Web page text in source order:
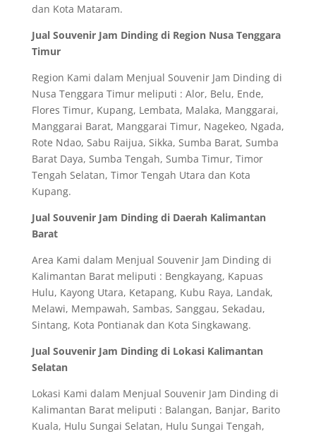
dan Kota Mataram.
Jual Souvenir Jam Dinding di Region Nusa Tenggara
Timur
Region Kami dalam Menjual Souvenir Jam Dinding di
Nusa Tenggara Timur meliputi : Alor, Belu, Ende,
Flores Timur, Kupang, Lembata, Malaka, Manggarai,
Manggarai Barat, Manggarai Timur, Nagekeo, Ngada,
Rote Ndao, Sabu Raijua, Sikka, Sumba Barat, Sumba
Barat Daya, Sumba Tengah, Sumba Timur, Timor
Tengah Selatan, Timor Tengah Utara dan Kota
Kupang.
Jual Souvenir Jam Dinding di Daerah Kalimantan
Barat
Area Kami dalam Menjual Souvenir Jam Dinding di
Kalimantan Barat meliputi : Bengkayang, Kapuas
Hulu, Kayong Utara, Ketapang, Kubu Raya, Landak,
Melawi, Mempawah, Sambas, Sanggau, Sekadau,
Sintang, Kota Pontianak dan Kota Singkawang.
Jual Souvenir Jam Dinding di Lokasi Kalimantan
Selatan
Lokasi Kami dalam Menjual Souvenir Jam Dinding di
Kalimantan Barat meliputi : Balangan, Banjar, Barito
Kuala, Hulu Sungai Selatan, Hulu Sungai Tengah,